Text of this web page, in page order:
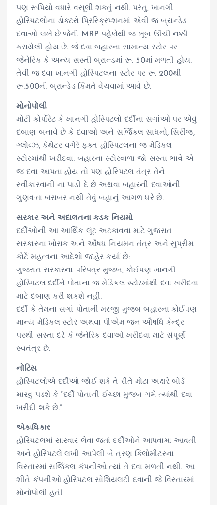
પણ રૂપિયો વધારે વસૂલી શકતું નથી. પરંતુ, ખાનગી
હોસ્પિટલોના ડોક્ટરો પ્રિસ્ક્રિપ્શનમાં એવી જ બ્રાન્ડેડ
દવાઓ લખે છે જેની MRP પહેલેથી જ ખૂબ ઊંચી નક્કી
કરાયેલી હોય છે. જે દવા બહારના સામાન્ય સ્ટોર પર
જેનેરિક કે અન્ય સસ્તી બ્રાન્ડમાં રૂ. 50માં મળતી હોય,
તેવી જ દવા ખાનગી હોસ્પિટલના સ્ટોર પર રૂ. 200થી
રૂ.500ની બ્રાન્ડેડ કિંમતે વેચવામાં આવે છે.
મોનોપોલી
મોટી કોર્પોરેટ કે ખાનગી હોસ્પિટલો દર્દીના સગાંઓ પર એવું
દબાણ બનાવે છે કે દવાઓ અને સર્જિકલ સાધનો, સિરીંજ,
ગ્લોવ્ઝ, કેથેટર વગેરે ફક્ત હોસ્પિટલના જ મેડિકલ
સ્ટોરમાંથી ખરીદવા. બહારના સ્ટોરવાળા જો સસ્તા ભાવે એ
જ દવા આપતા હોય તો પણ હોસ્પિટલ તંત્ર તેને
સ્વીકારવાની ના પાડી દે છે અથવા બહારની દવાઓની
ગુણવત્તા બરાબર નથી તેવું બહાનું આગળ ધરે છે.
સરકાર અને અદાલતના કડક નિયમો
દર્દીઓની આ આર્થિક લૂંટ અટકાવવા માટે ગુજરાત
સરકારના ખોરાક અને ઔષધ નિયમન તંત્ર અને સુપ્રીમ
કોર્ટે મહત્વના આદેશો જાહેર કર્યા છે:
ગુજરાત સરકારના પરિપત્ર મુજબ, કોઈપણ ખાનગી
હોસ્પિટલ દર્દીને પોતાના જ મેડિકલ સ્ટોરમાંથી દવા ખરીદવા
માટે દબાણ કરી શકશે નહીં.
દર્દી કે તેમના સગાં પોતાની મરજી મુજબ બહારના કોઈપણ
માન્ય મેડિકલ સ્ટોર અથવા પીએમ જન ઔષધિ કેન્દ્ર
પરથી સસ્તા દરે કે જેનેરિક દવાઓ ખરીદવા માટે સંપૂર્ણ
સ્વતંત્ર છે.
નોટિસ
હોસ્પિટલોએ દર્દીઓ જોઈ શકે તે રીતે મોટા અક્ષરે બોર્ડ
મારવું પડશે કે “દર્દી પોતાની ઈચ્છા મુજબ ગમે ત્યાંથી દવા
ખરીદી શકે છે.”
એકાધિકાર
હોસ્પિટલમાં સારવાર લેવા જતાં દર્દીઓને આપવામાં આવતી
અને હોસ્પિટલે લખી આપેલી બે ત્રણ કિલોમીટરના
વિસ્તારમાં સર્જિકલ કંપનીઓ ત્યાં તે દવા મળતી નથી. આ
શીતે કંપનીઓ હોસ્પિટલ સોશિયલટી દવાની જે વિસ્તારમાં
મોનોપોલી હતી